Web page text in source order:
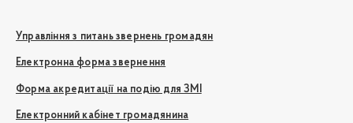
Управління з питань звернень громадян
Електронна форма звернення
Форма акредитації на подію для ЗМІ
Електронний кабінет громадянина